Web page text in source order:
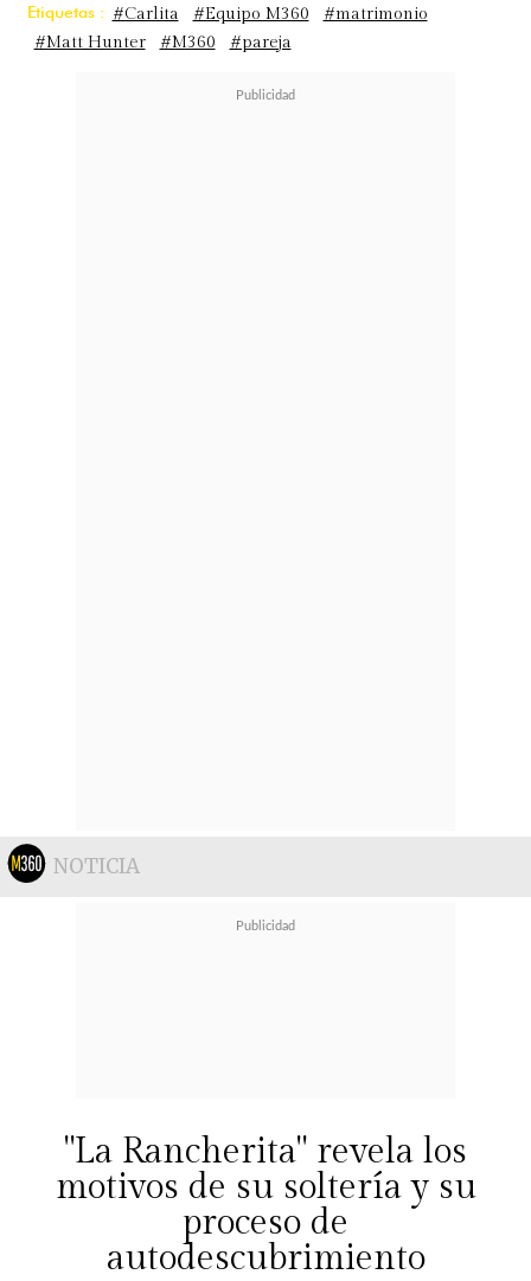
Etiquetas : #Carlita #Equipo M360
#matrimonio
#Matt Hunter
#M360 #pareja
NOTICIA
"La Rancherita" revela los
motivos de su soltería y su
proceso de
autodescubrimiento